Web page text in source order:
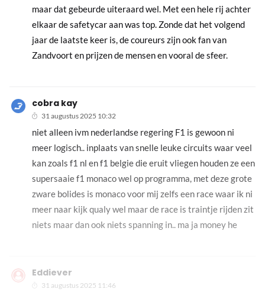
maar dat gebeurde uiteraard wel. Met een hele rij achter
elkaar de safetycar aan was top. Zonde dat het volgend
jaar de laatste keer is, de coureurs zijn ook fan van
Zandvoort en prijzen de mensen en vooral de sfeer.
cobra kay
31 augustus 2025 10:32
niet alleen ivm nederlandse regering F1 is gewoon ni
meer logisch.. inplaats van snelle leuke circuits waar veel
kan zoals f1 nl en f1 belgie die eruit vliegen houden ze een
supersaaie f1 monaco wel op programma, met deze grote
zware bolides is monaco voor mij zelfs een race waar ik ni
meer naar kijk qualy wel maar de race is traintje rijden zit
niets maar dan ook niets spanning in.. ma ja money he
Eddiever
31 augustus 2025 11:46